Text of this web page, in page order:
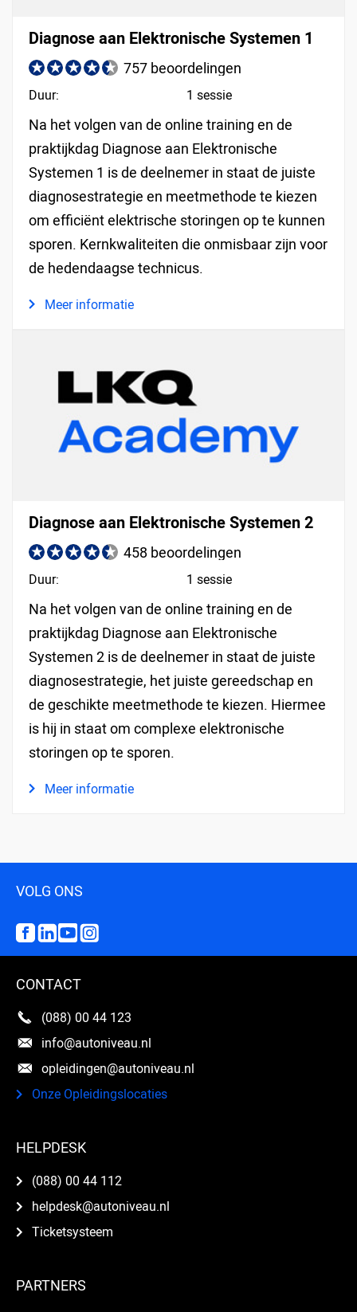
Diagnose aan Elektronische Systemen 1
757 beoordelingen
Duur: 1 sessie
Na het volgen van de online training en de
praktijkdag Diagnose aan Elektronische
Systemen 1 is de deelnemer in staat de juiste
diagnosestrategie en meetmethode te kiezen
om efficiënt elektrische storingen op te kunnen
sporen. Kernkwaliteiten die onmisbaar zijn voor
de hedendaagse technicus.
Meer informatie
Diagnose aan Elektronische Systemen 2
458 beoordelingen
Duur: 1 sessie
Na het volgen van de online training en de
praktijkdag Diagnose aan Elektronische
Systemen 2 is de deelnemer in staat de juiste
diagnosestrategie, het juiste gereedschap en
de geschikte meetmethode te kiezen. Hiermee
is hij in staat om complexe elektronische
storingen op te sporen.
Meer informatie
VOLG ONS
CONTACT
(088) 00 44 123
info@autoniveau.nl
opleidingen@autoniveau.nl
Onze Opleidingslocaties
HELPDESK
(088) 00 44 112
helpdesk@autoniveau.nl
Ticketsysteem
PARTNERS